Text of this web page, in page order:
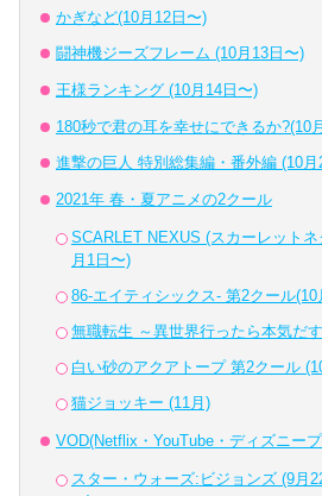
かぎなど(10月12日〜)
闘神機ジーズフレーム (10月13日〜)
王様ランキング (10月14日〜)
180秒で君の耳を幸せにできるか?(10
進撃の巨人 特別総集編・番外編 (10月
2021年 春・夏アニメの2クール
SCARLET NEXUS (スカーレット
月1日〜)
86-エイティシックス- 第2クール(10
無職転生 ～異世界行ったら本気だ
白い砂のアクアトープ 第2クール
猫ジョッキー (11月)
VOD(Netflix・YouTube・ディズニー
スター・ウォーズ:ビジョンズ (9月